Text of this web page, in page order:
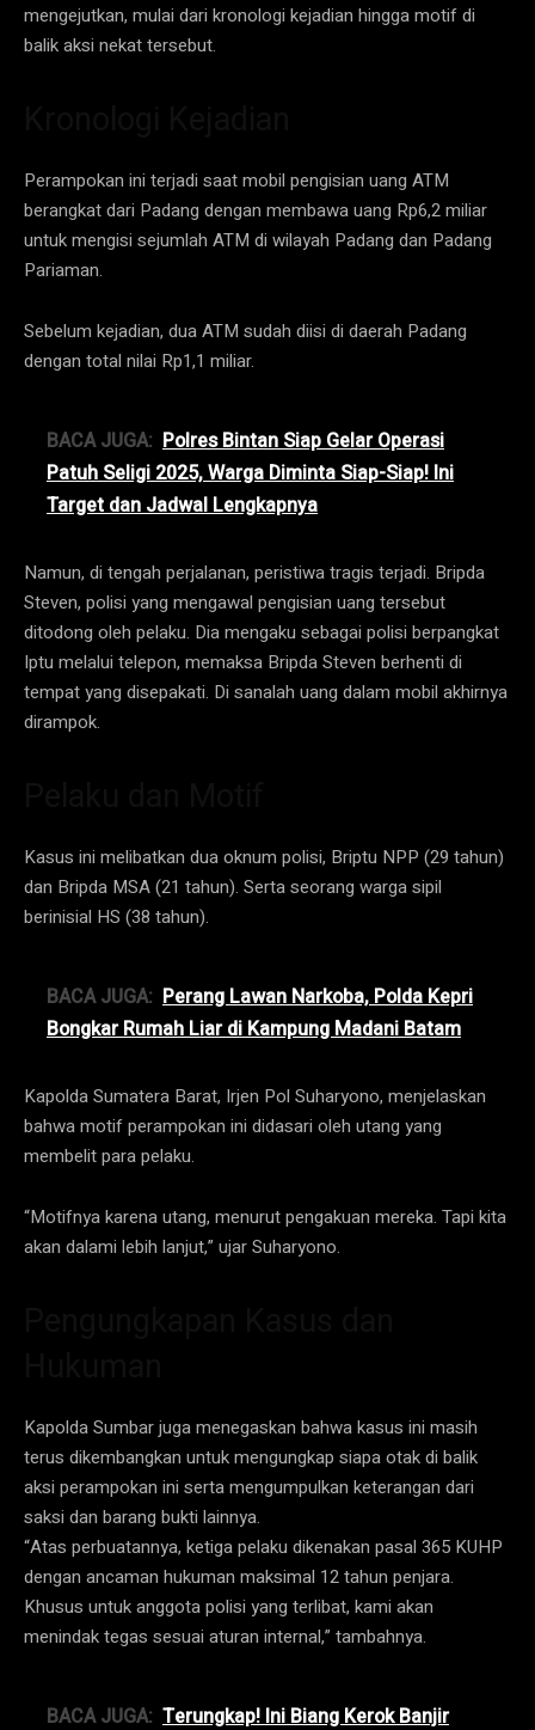
mengejutkan, mulai dari kronologi kejadian hingga motif di
balik aksi nekat tersebut.
Perampokan ini terjadi saat mobil pengisian uang ATM
berangkat dari Padang dengan membawa uang Rp6,2 miliar
untuk mengisi sejumlah ATM di wilayah Padang dan Padang
Pariaman.
Sebelum kejadian, dua ATM sudah diisi di daerah Padang
dengan total nilai Rp1,1 miliar.
BACA JUGA: Polres Bintan Siap Gelar Operasi
Patuh Seligi 2025, Warga Diminta Siap-Siap! Ini
Target dan Jadwal Lengkapnya
Namun, di tengah perjalanan, peristiwa tragis terjadi. Bripda
Steven, polisi yang mengawal pengisian uang tersebut
ditodong oleh pelaku. Dia mengaku sebagai polisi berpangkat
Iptu melalui telepon, memaksa Bripda Steven berhenti di
tempat yang disepakati. Di sanalah uang dalam mobil akhirnya
dirampok.
Kasus ini melibatkan dua oknum polisi, Briptu NPP (29 tahun)
dan Bripda MSA (21 tahun). Serta seorang warga sipil
berinisial HS (38 tahun).
BACA JUGA: Perang Lawan Narkoba, Polda Kepri
Bongkar Rumah Liar di Kampung Madani Batam
Kapolda Sumatera Barat, Irjen Pol Suharyono, menjelaskan
bahwa motif perampokan ini didasari oleh utang yang
membelit para pelaku.
“Motifnya karena utang, menurut pengakuan mereka. Tapi kita
akan dalami lebih lanjut,” ujar Suharyono.
Kapolda Sumbar juga menegaskan bahwa kasus ini masih
terus dikembangkan untuk mengungkap siapa otak di balik
aksi perampokan ini serta mengumpulkan keterangan dari
saksi dan barang bukti lainnya.
“Atas perbuatannya, ketiga pelaku dikenakan pasal 365 KUHP
dengan ancaman hukuman maksimal 12 tahun penjara.
Khusus untuk anggota polisi yang terlibat, kami akan
menindak tegas sesuai aturan internal,” tambahnya.
BACA JUGA: Terungkap! Ini Biang Kerok Banjir